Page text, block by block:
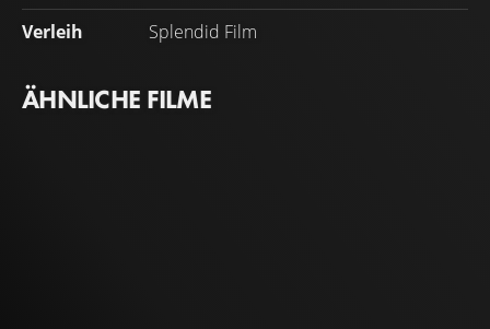
Verleih
Splendid Film
ÄHNLICHE FILME